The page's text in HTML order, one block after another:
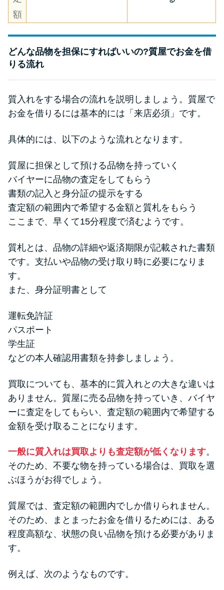
額
どんな品物を担保にすればいいの?質屋でお金を借
りる流れ
質入れをする場合の流れを説明しましょう。質屋で
お金を借りるには基本的には「来店必須」です。
具体的には、以下のような流れとなります。
質屋に担保として預ける品物を持っていく
バイヤーに品物の査定をしてもらう
書類の記入と身分証の提示をする
査定額の範囲内で希望する金額と質札をもらう
ここまで、早くて15分程度で済むようです。
質札とは、品物の詳細や返済期限が記載された書類
です。支払いや品物の受け取り時に必要になりま
す。
また、身分証明書として
運転免許証
パスポート
学生証
などの本人確認用書類を持参しましょう。
買取についても、基本的に質入れとの大きな違いは
ありません。質屋に売る品物を持っていき、バイヤ
ーに査定をしてもらい、査定額の範囲内で希望する
金額を受け取ることになります。
一般に質入れは買取よりも査定額が低くなります。
そのため、不要な物を持っている場合は、買取を選
ぶほうがお得でしょう。
質屋では、査定額の範囲内でしか借りられません。
そのため、まとまったお金を借りるためには、ある
程度高額な、状態の良い品物を預ける必要がありま
す。
例えば、次のようなものです。